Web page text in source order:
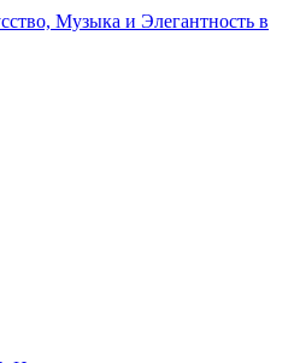
Музыка и Элегантность в